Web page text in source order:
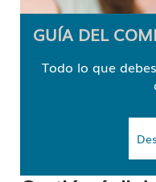
GUÍA DEL
Todo lo que